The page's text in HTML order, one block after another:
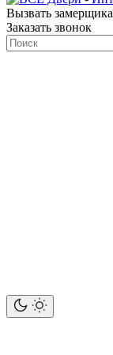
Вызвать замерщика
Заказать звонок